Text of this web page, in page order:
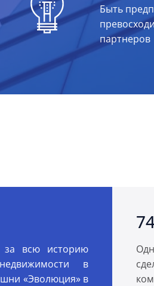
Быть
партнеров
за всю историю
в
«Эволюция» в